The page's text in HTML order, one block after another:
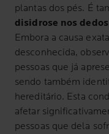
plantas dos pés. É
disidrose nos dedos
Embora a causa
desconhecida,
pessoas que já
sendo também
hereditário. Esta
afetar
pessoas que dela